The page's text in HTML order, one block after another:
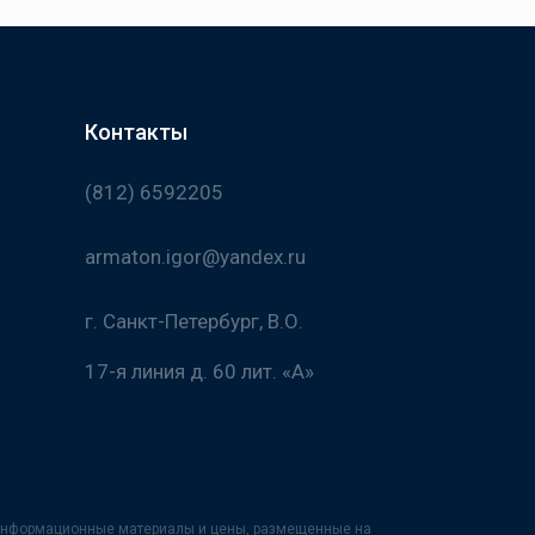
Контакты
(812) 6592205
armaton.igor@yandex.ru
г. Санкт-Петербург, В.О.
17-я линия д. 60 лит. «А»
материалы и цены, размещенные на